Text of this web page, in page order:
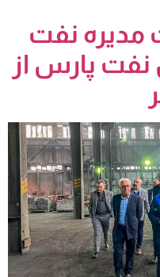
مدیره نفت
نفت پارس از